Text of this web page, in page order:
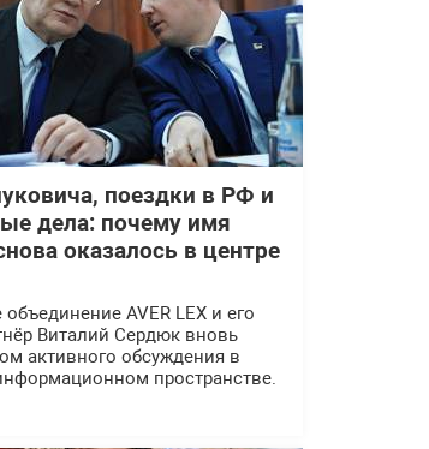
поездки в РФ и
дела: почему имя
оказалось в центре
AVER LEX и его
Виталий Сердюк вновь
активного обсуждения в
пространстве.